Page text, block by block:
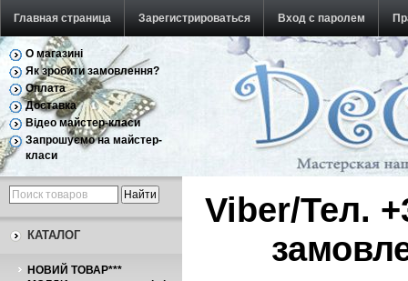
Главная страница Зарегистрироваться Вход с паролем
Обратная связь
О магазині
Як зробити замовлення?
Оплата
Доставка
Відео майстер-класи
Запрошуємо на майстер-
класи
КАТАЛОГ
НОВИЙ ТОВАР***
Viber/Тел.